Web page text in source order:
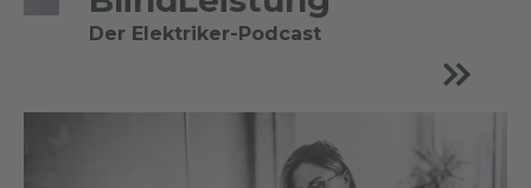
Der Elektriker-Podcast